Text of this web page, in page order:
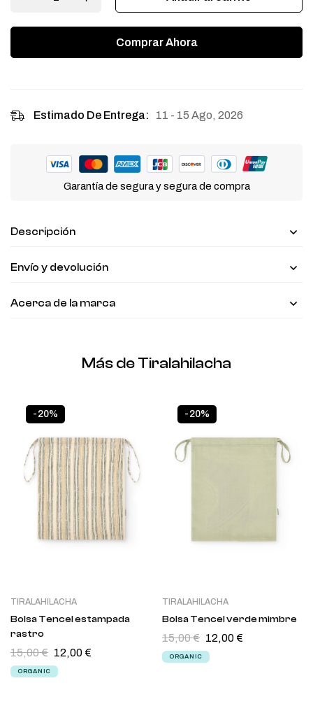
Comprar Ahora
Estimado De Entrega: 11 - 15 Ago, 2026
Garantía de segura y segura de compra
Descripción
Envío y devolución
Acerca de la marca
Más de Tiralahilacha
-20%
TIRALAHILACHA
Bolsa Tencel estampada
rastro
15,00€ 12,00€
ORGANIC
-20%
TIRALAHILACHA
Bolsa Tencel verde mimbre
15,00€ 12,00€
ORGANIC